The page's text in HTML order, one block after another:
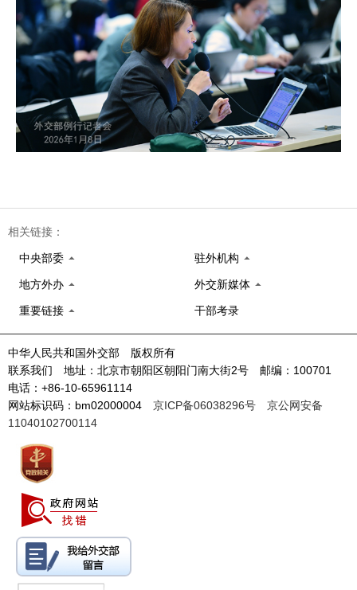
相关链接：
中央部委 驻外机构
地方外办 外交新媒体
重要链接 干部考录
中华人民共和国外交部 版权所有
联系我们 地址：北京市朝阳区朝阳门南大街2号 邮编：100701
电话：+86-10-65961114
网站标识码：bm02000004 京ICP备06038296号
京公网安备
11040102700114